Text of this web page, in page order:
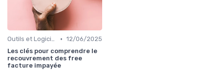
Outils et Logiciels de Gestion de Créances • 12/06/2025
Les clés pour comprendre le
recouvrement des free
facture impayée